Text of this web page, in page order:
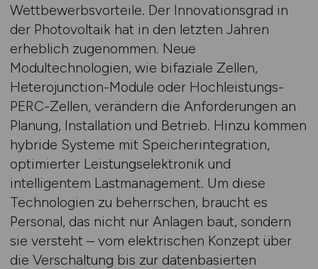
Wettbewerbsvorteile. Der Innovationsgrad in
der Photovoltaik hat in den letzten Jahren
erheblich zugenommen. Neue
Modultechnologien, wie bifaziale Zellen,
Heterojunction-Module oder Hochleistungs-
PERC-Zellen, verändern die Anforderungen an
Planung, Installation und Betrieb. Hinzu kommen
hybride Systeme mit Speicherintegration,
optimierter Leistungselektronik und
intelligentem Lastmanagement. Um diese
Technologien zu beherrschen, braucht es
Personal, das nicht nur Anlagen baut, sondern
sie versteht – vom elektrischen Konzept über
die Verschaltung bis zur datenbasierten